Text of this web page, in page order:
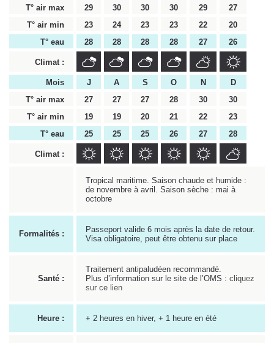
T° air max
29 30 30 30 29
27
T° air min
23 24 23 23 22
20
T° eau
28 28 28 28 27 26
Climat :
Mois J A S O N
D
T° air max
27 27 27 28 30
30
T° air min
19 19 20 21 22
23
T° eau
25 25 25 26 27 28
Climat :
Tropical maritime. Saison chaude et humide :
de novembre à avril. Saison sèche : mai à
octobre
Formalités :
Passeport valide 6 mois après la date de retour.
Visa obligatoire, peut être obtenu sur place
Santé :
Traitement antipaludéen recommandé.
Plus d’information sur le site de l’OMS : cliquez
sur ce lien
Heure : + 2 heures en hiver, + 1 heure en été